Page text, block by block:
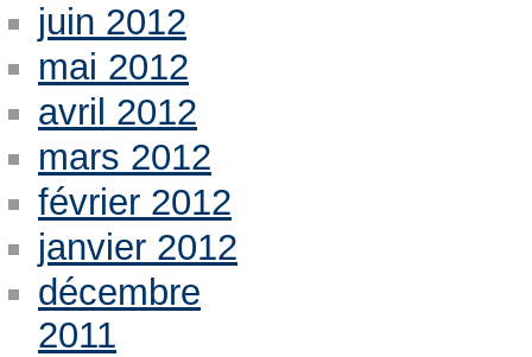
juin 2012
mai 2012
avril 2012
mars 2012
février 2012
janvier 2012
décembre
2011